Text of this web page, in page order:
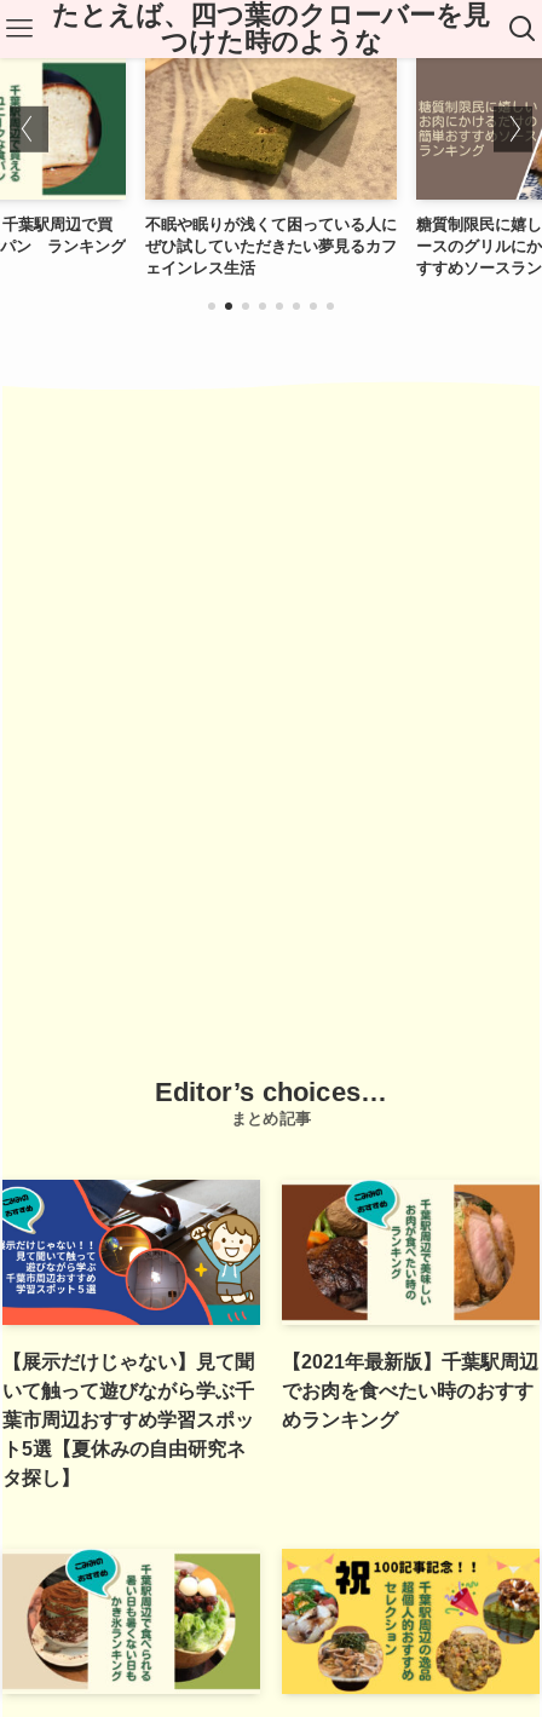
たとえば、四つ葉のクローバーを見
つけた時のような
葉駅周辺で買
パン ランキング
不眠や眠りが浅くて困っている人に
ぜひ試していただきたい夢見るカフ
ェインレス生活
糖質制限民に嬉
ースのグリルに
すすめソースラ
Editor’s choices…
まとめ記事
【展示だけじゃない】見て聞
いて触って遊びながら学ぶ千
葉市周辺おすすめ学習スポッ
ト5選【夏休みの自由研究ネ
タ探し】
【2021年最新版】千葉駅周辺
でお肉を食べたい時のおすす
めランキング